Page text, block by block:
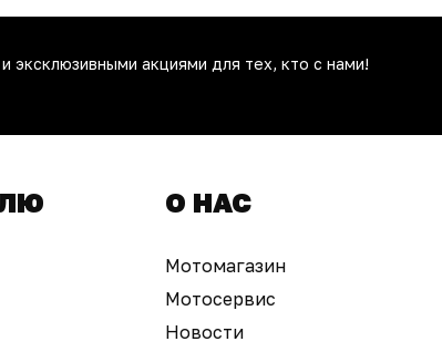
эксклюзивными акциями для тех, кто с нами!
О НАС
Мотомагазин
Мотосервис
Новости